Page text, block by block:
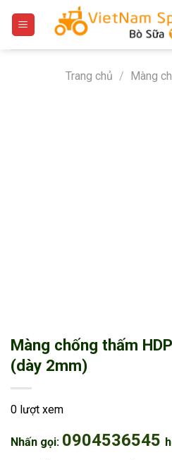
Trang chủ / Màng
Màng chống thấm
(dày 2mm)
0 lượt xem
Nhấn gọi: 0904536545